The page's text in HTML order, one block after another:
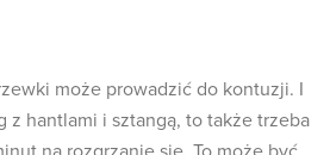
może prowadzić do kontuzji. I
z hantlami i sztangą, to także trzeba